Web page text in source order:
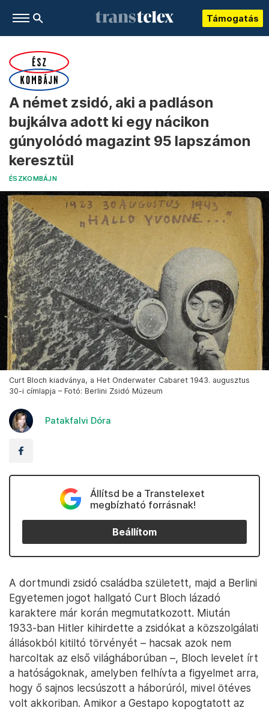
Támogatás
A német zsidó, aki a padláson
bujkálva adott ki egy nácikon
gúnyolódó magazint 95 lapszámon
keresztül
ÉSZKOMBÁJN
Curt Bloch kiadványa, a Het Onderwater Cabaret 1943. augusztus
30-i címlapja – Fotó: Berlini Zsidó Múzeum
Patakfalvi Dóra
Állítsd be a Transtelexet
megbízható forrásnak!
Beállítom
A dortmundi zsidó családba született, majd a Berlini
Egyetemen jogot hallgató Curt Bloch lázadó
karaktere már korán megmutatkozott. Miután
1933-ban Hitler kihirdette a zsidókat a közszolgálati
állásokból kitiltó törvényét – hacsak azok nem
harcoltak az első világháborúban –, Bloch levelet írt
a hatóságoknak, amelyben felhívta a figyelmet arra,
hogy ő sajnos lecsúszott a háborúról, mivel ötéves
volt akkoriban. Amikor a Gestapo kopogtatott az